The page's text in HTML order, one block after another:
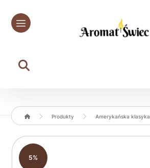
Produkty Amerykańska klasyka
5%